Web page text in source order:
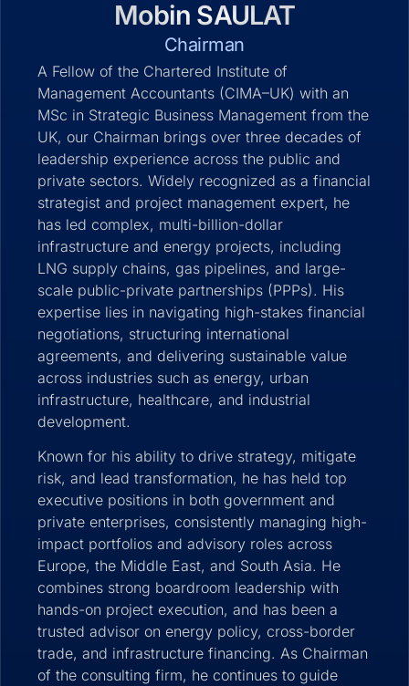
Mobin SAULAT
Chairman
A Fellow of the Chartered Institute of
Management Accountants (CIMA–UK) with an
MSc in Strategic Business Management from the
UK, our Chairman brings over three decades of
leadership experience across the public and
private sectors. Widely recognized as a financial
strategist and project management expert, he
has led complex, multi-billion-dollar
infrastructure and energy projects, including
LNG supply chains, gas pipelines, and large-
scale public-private partnerships (PPPs). His
expertise lies in navigating high-stakes financial
negotiations, structuring international
agreements, and delivering sustainable value
across industries such as energy, urban
infrastructure, healthcare, and industrial
development.
Known for his ability to drive strategy, mitigate
risk, and lead transformation, he has held top
executive positions in both government and
private enterprises, consistently managing high-
impact portfolios and advisory roles across
Europe, the Middle East, and South Asia. He
combines strong boardroom leadership with
hands-on project execution, and has been a
trusted advisor on energy policy, cross-border
trade, and infrastructure financing. As Chairman
of the consulting firm, he continues to guide